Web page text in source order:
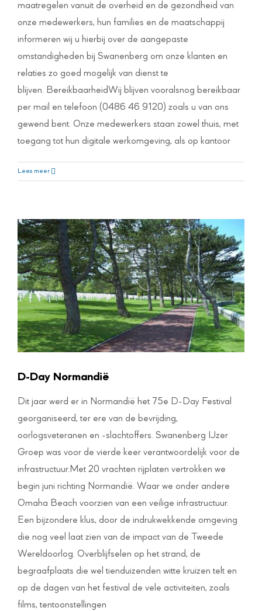
maatregelen vanuit de overheid en de gezondheid van
onze medewerkers, hun families en de maatschappij
informeren wij u hierbij over de aangepaste
omstandigheden bij Swanenberg om onze klanten en
relaties zo goed mogelijk van dienst te
blijven. BereikbaarheidWij blijven vooralsnog bereikbaar
per mail en telefoon (0486 46 9120) zoals u van ons
gewend bent. Onze medewerkers staan zowel thuis, met
toegang tot hun digitale werkomgeving, als op kantoor
Lees meer
D-Day Normandië
Dit jaar werd er in Normandië het 75e D-Day Festival
georganiseerd, ter ere van de bevrijding,
oorlogsveteranen en -slachtoffers. Swanenberg IJzer
Groep was voor de vierde keer verantwoordelijk voor de
infrastructuur.Met 20 vrachten rijplaten vertrokken we
begin juni richting Normandië. Waar we onder andere
Omaha Beach voorzien van een veilige infrastructuur.
Een bijzondere klus, door de indrukwekkende omgeving
die nog veel laat zien van de impact van de Tweede
Wereldoorlog. Overblijfselen op het strand, de
begraafplaats die wel tienduizenden witte kruizen telt en
op de dagen van het festival de vele activiteiten, zoals
films, tentoonstellingen